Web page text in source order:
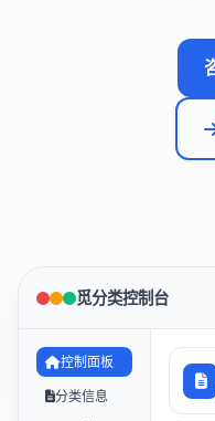
觅分类控制台
控制面板
分类信息